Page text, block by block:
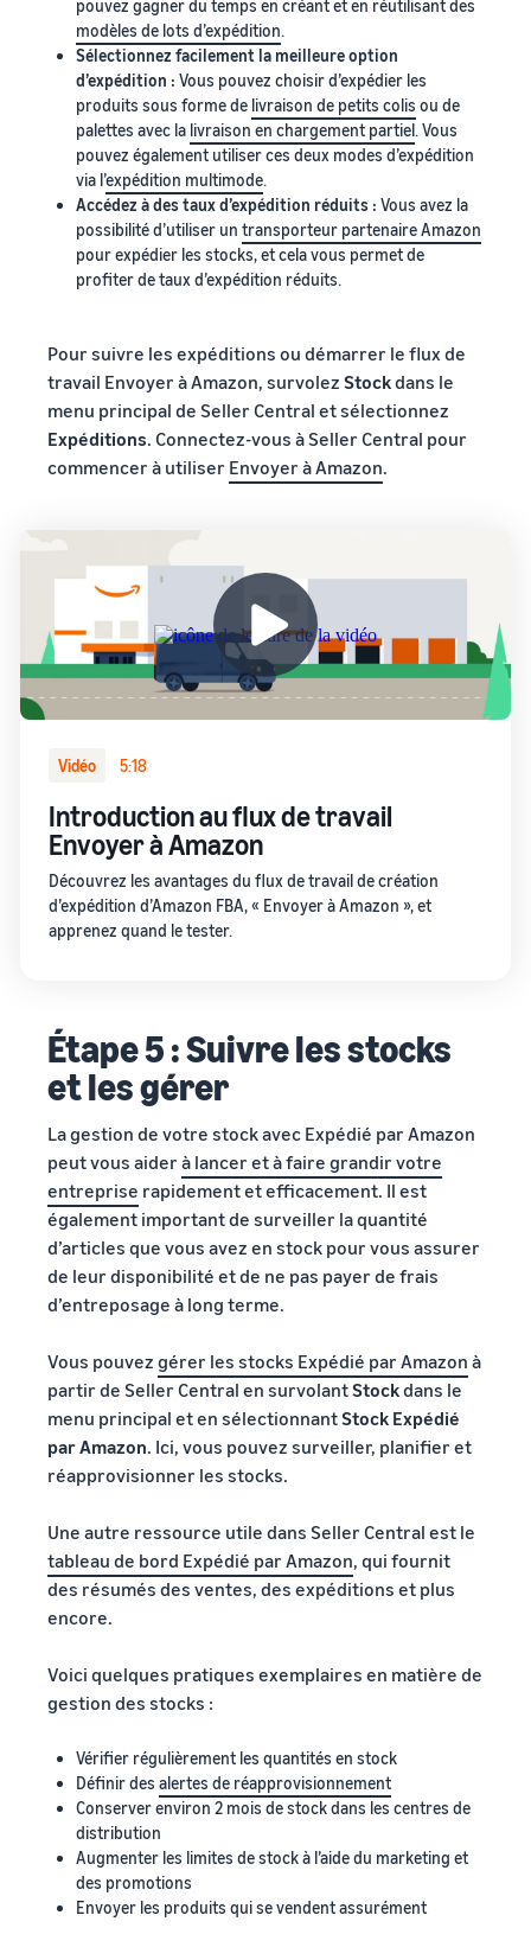
pouvez gagner du temps en créant et en réutilisant des
modèles de lots d’expédition.
Sélectionnez facilement la meilleure option
d’expédition : Vous pouvez choisir d’expédier les
produits sous forme de livraison de petits colis ou de
palettes avec la livraison en chargement partiel. Vous
pouvez également utiliser ces deux modes d’expédition
via l’expédition multimode.
Accédez à des taux d’expédition réduits : Vous avez la
possibilité d’utiliser un transporteur partenaire Amazon
pour expédier les stocks, et cela vous permet de
profiter de taux d’expédition réduits.
Pour suivre les expéditions ou démarrer le flux de
travail Envoyer à Amazon, survolez Stockdans le
menu principal de Seller Central et sélectionnez
Expéditions. Connectez-vous à Seller Central pour
commencer à utiliser Envoyer à Amazon.
Vidéo 5:18
Introduction au flux de travail
Envoyer à Amazon
Découvrez les avantages du flux de travail de création
d’expédition d’Amazon FBA, « Envoyer à Amazon », et
apprenez quand le tester.
Étape 5 : Suivre les stocks
et les gérer
La gestion de votre stock avec Expédié par Amazon
peut vous aider à lancer et à faire grandir votre
entreprise rapidement et efficacement. Il est
également important de surveiller la quantité
d’articles que vous avez en stock pour vous assurer
de leur disponibilité et de ne pas payer de frais
d’entreposage à long terme.
Vous pouvez gérer les stocks Expédié par Amazon à
partir de Seller Central en survolantStockdans le
menu principal et en sélectionnantStock Expédié
par Amazon. Ici, vous pouvez surveiller, planifier et
réapprovisionner les stocks.
Une autre ressource utile dans Seller Central est le
tableau de bord Expédié par Amazon, qui fournit
des résumés des ventes, des expéditions et plus
encore.
Voici quelques pratiques exemplaires en matière de
gestion des stocks :
Vérifier régulièrement les quantités en stock
Définir des alertes de réapprovisionnement
Conserver environ 2 mois de stock dans les centres de
distribution
Augmenter les limites de stock à l’aide du marketing et
des promotions
Envoyer les produits qui se vendent assurément